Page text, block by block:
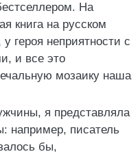
На
книга на русском
героя неприятности с
и все это
мозаику наша
я представляла
например, писатель
бы,